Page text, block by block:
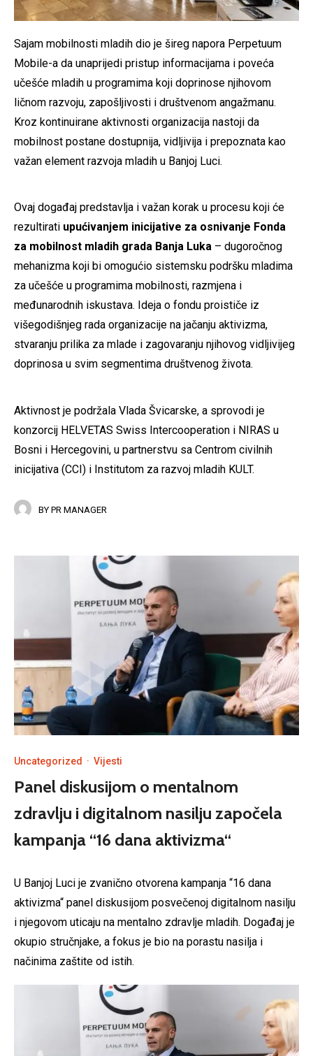
Sajam mobilnosti mladih dio je šireg napora Perpetuum
Mobile-a da unaprijedi pristup informacijama i poveća
učešće mladih u programima koji doprinose njihovom
ličnom razvoju, zapošljivosti i društvenom angažmanu.
Kroz kontinuirane aktivnosti organizacija nastoji da
mobilnost postane dostupnija, vidljivija i prepoznata kao
važan element razvoja mladih u Banjoj Luci.
Ovaj događaj predstavlja i važan korak u procesu koji će
rezultirati upućivanjem inicijative za osnivanje Fonda
za mobilnost mladih grada Banja Luka – dugoročnog
mehanizma koji bi omogućio sistemsku podršku mladima
za učešće u programima mobilnosti, razmjena i
međunarodnih iskustava. Ideja o fondu proističe iz
višegodišnjeg rada organizacije na jačanju aktivizma,
stvaranju prilika za mlade i zagovaranju njihovog vidljivijeg
doprinosa u svim segmentima društvenog života.
Aktivnost je podržala Vlada Švicarske, a sprovodi je
konzorcij HELVETAS Swiss Intercooperation i NIRAS u
Bosni i Hercegovini, u partnerstvu sa Centrom civilnih
inicijativa (CCI) i Institutom za razvoj mladih KULT.
BY PR MANAGER
Uncategorized · Vijesti
Panel diskusijom o mentalnom
zdravlju i digitalnom nasilju započela
kampanja “16 dana aktivizma“
U Banjoj Luci je zvanično otvorena kampanja “16 dana
aktivizma“ panel diskusijom posvečenoj digitalnom nasilju
i njegovom uticaju na mentalno zdravlje mladih. Događaj je
okupio stručnjake, a fokus je bio na porastu nasilja i
načinima zaštite od istih.